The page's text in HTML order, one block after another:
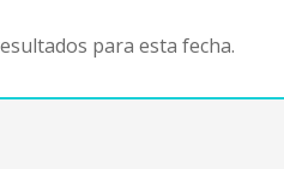
para esta fecha.